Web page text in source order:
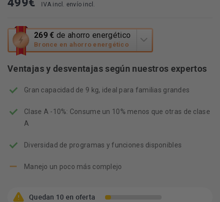
IVA incl. envío incl.
269 € de ahorro energético
Bronce en ahorro energético
Esta
acción
abrirá
herramienta
ahorro
Youreko.
Ventajas y desventajas según nuestros expertos
Gran capacidad de 9 kg, ideal para familias grandes
Clase A -10%: Consume un 10% menos que otras de clase
A
Diversidad de programas y funciones disponibles
Manejo un poco más complejo
Quedan 10 en oferta